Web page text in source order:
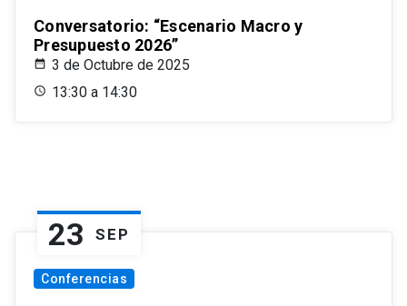
Conversatorio: “Escenario Macro y
Presupuesto 2026”
3 de Octubre de 2025
13:30 a 14:30
23 SEP
Conferencias